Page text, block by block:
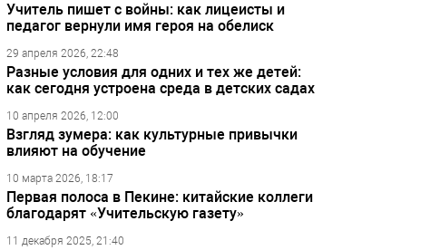
Учитель пишет с войны: как лицеисты и
педагог вернули имя героя на обелиск
29 апреля 2026, 22:48
Разные условия для одних и тех же детей:
как сегодня устроена среда в детских садах
10 апреля 2026, 12:00
Взгляд зумера: как культурные привычки
влияют на обучение
10 марта 2026, 18:17
Первая полоса в Пекине: китайские коллеги
благодарят «Учительскую газету»
11 декабря 2025, 21:40